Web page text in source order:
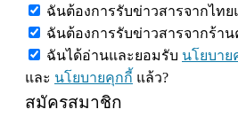
ฉันต้องการรับข่าวสารจากไทย
ฉันต้องการรับข่าวสารจากร้าน
ฉันได้อ่านและยอมรับ นโยบาย
และ นโยบายคุกกี้ แล้ว?
สมัครสมาชิก